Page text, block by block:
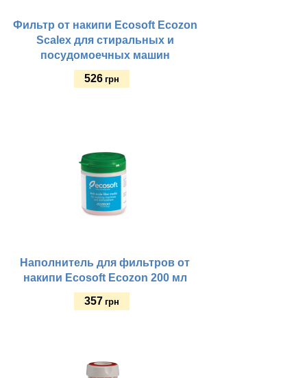
Фильтр от накипи Ecosoft Ecozon
Scalex для стиральных и
посудомоечных машин
526 грн
Наполнитель для фильтров от
накипи Ecosoft Ecozon 200 мл
357 грн